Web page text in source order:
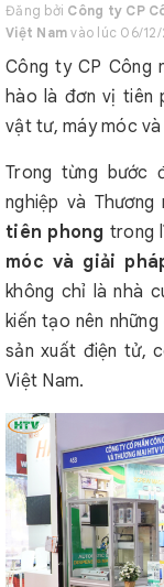
Đăng bởi Công ty CP
Việt Nam vào lúc 06/
Công ty CP Công
hào là đơn vị tiên
vật tư, máy móc
Trong từng bước
nghiệp và
tiên phong trong
móc và giải
không chỉ là nhà
kiến tạo nên
sản xuất điện tử,
Việt Nam.